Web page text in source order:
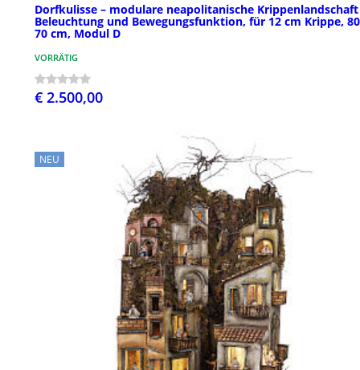
Dorfkulisse – modulare neapolitanische
Beleuchtung und Bewegungsfunktion, für 12 cm Krippe,
70 cm, Modul D
VORRÄTIG
€ 2.500,00
NEU